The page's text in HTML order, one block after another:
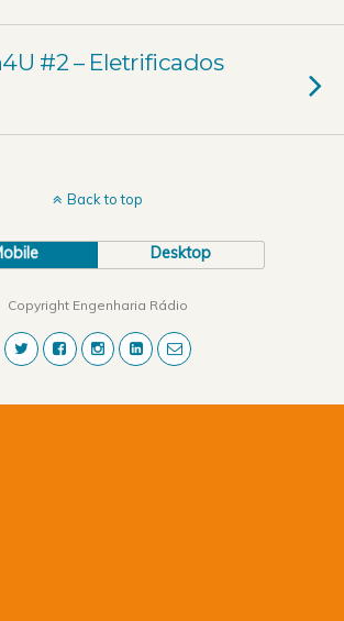
#2 – Eletrificados
Back to top
Desktop
Copyright Engenharia Rádio